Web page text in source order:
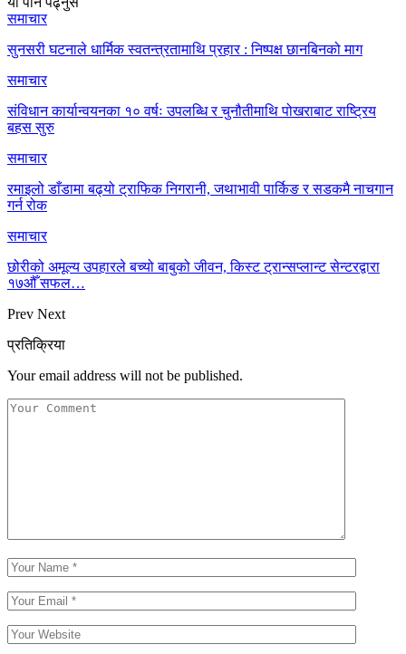
समाचार
सुनसरी घटनाले धार्मिक स्वतन्त्रतामाथि प्रहार : निष्पक्ष छानबिनको माग
समाचार
संविधान कार्यान्वयनका १० वर्षः उपलब्धि र चुनौतीमाथि पोखराबाट राष्ट्रिय
बहस सुरु
समाचार
रमाइलो डाँडामा बढ्यो ट्राफिक निगरानी, जथाभावी पार्किङ र सडकमै नाचगान
गर्न रोक
समाचार
छोरीको अमूल्य उपहारले बच्यो बाबुको जीवन, किस्ट ट्रान्सप्लान्ट सेन्टरद्वारा
१७औँ सफल…
Prev Next
प्रतिक्रिया
Your email address will not be published.